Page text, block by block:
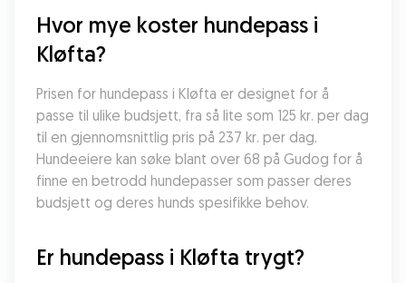
Hvor mye koster hundepass i
Kløfta?
Prisen for hundepass i Kløfta er designet for å
passe til ulike budsjett, fra så lite som 125 kr. per dag
til en gjennomsnittlig pris på 237 kr. per dag.
Hundeeiere kan søke blant over 68 på Gudog for å
finne en betrodd hundepasser som passer deres
budsjett og deres hunds spesifikke behov.
Er hundepass i Kløfta trygt?